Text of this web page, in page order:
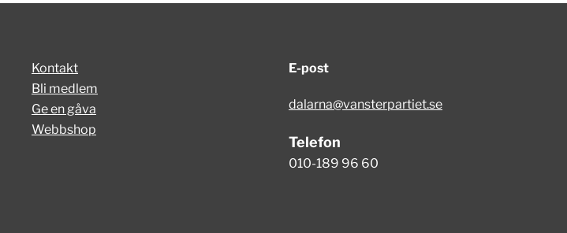
Kontakt
Bli medlem
Ge en gåva
Webbshop
E-post
dalarna@vansterpartiet.se
Telefon
010-189 96 60